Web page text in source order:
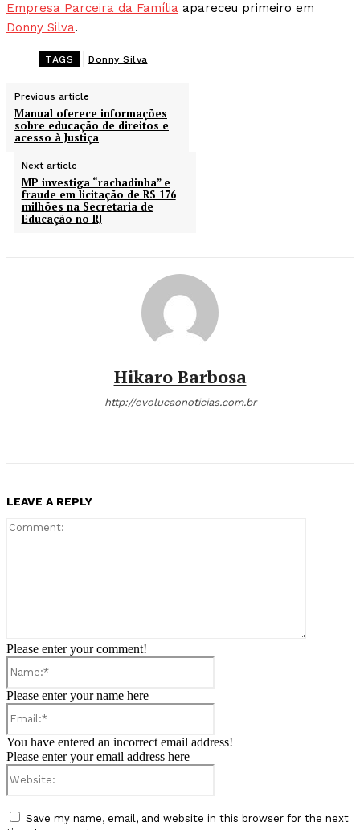
Empresa Parceira da Família apareceu primeiro em
Donny Silva.
TAGS Donny Silva
Previous article
Manual oferece informações
sobre educação de direitos e
acesso à Justiça
Next article
MP investiga “rachadinha” e
fraude em licitação de R$ 176
milhões na Secretaria de
Educação no RJ
Hikaro Barbosa
http://evolucaonoticias.com.br
LEAVE A REPLY
Please enter your comment!
Please enter your name here
You have entered an incorrect email address!
Please enter your email address here
Save my name, email, and website in this browser for the next